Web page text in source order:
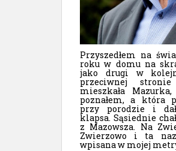
Przyszedłem na
roku w domu na
jako drugi w
przeciwnej
mieszkała
poznałem, a która
przy porodzie i
klapsa. Sąsiednie
z Mazowsza. Na
Zwierzowo i ta
wpisana w mojej